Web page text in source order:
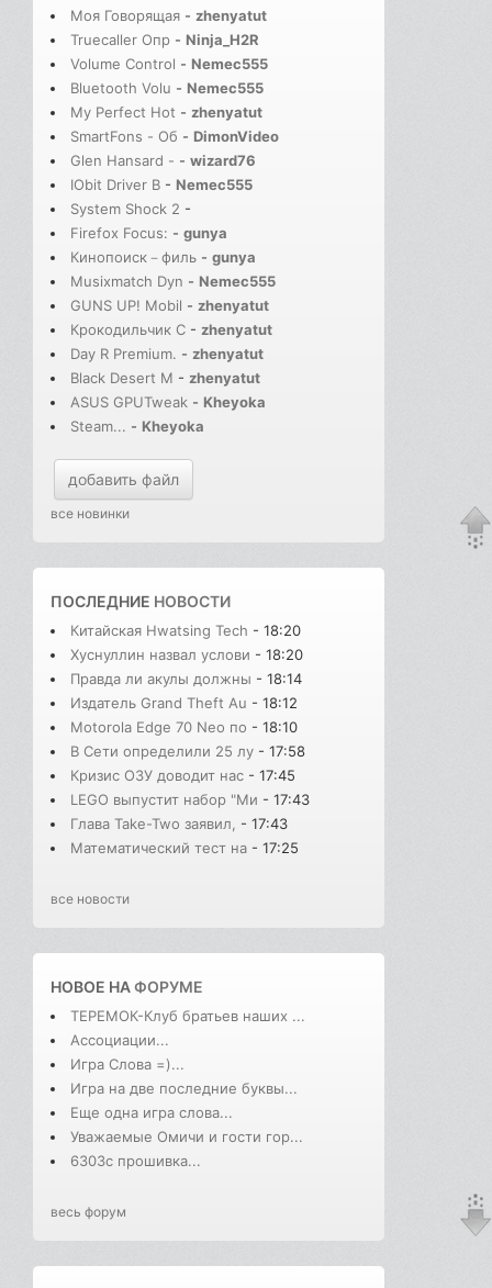
Моя Говорящая - zhenyatut
Truecaller Опр - Ninja_H2R
Volume Control - Nemec555
Bluetooth Volu - Nemec555
My Perfect Hot - zhenyatut
SmartFons - Об - DimonVideo
Glen Hansard - - wizard76
IObit Driver B - Nemec555
System Shock 2 -
Firefox Focus: - gunya
Кинопоиск－филь - gunya
Musixmatch Dyn - Nemec555
GUNS UP! Mobil - zhenyatut
Крокодильчик С - zhenyatut
Day R Premium. - zhenyatut
Black Desert M - zhenyatut
ASUS GPUTweak - Kheyoka
Steam... - Kheyoka
добавить файл
все новинки
ПОСЛЕДНИЕ НОВОСТИ
Китайская Hwatsing Tech - 18:20
Хуснуллин назвал услови - 18:20
Правда ли акулы должны - 18:14
Издатель Grand Theft Au - 18:12
Motorola Edge 70 Neo по - 18:10
В Сети определили 25 лу - 17:58
Кризис ОЗУ доводит нас - 17:45
LEGO выпустит набор "Ми - 17:43
Глава Take-Two заявил, - 17:43
Математический тест на - 17:25
все новости
НОВОЕ НАФОРУМЕ
ТЕРЕМОК-Клуб братьев наших ...
Ассоциации...
Игра Слова =)...
Игра на две последние буквы...
Еще одна игра слова...
Уважаемые Омичи и гости гор...
6303с прошивка...
весь форум